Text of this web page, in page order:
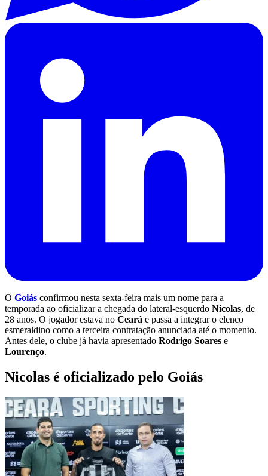
O Goiás confirmou nesta sexta-feira mais um nome para a
temporada ao oficializar a chegada do lateral-esquerdo Nicolas, de
28 anos. O jogador estava no Ceará e passa a integrar o elenco
esmeraldino como a terceira contratação anunciada até o momento.
Antes dele, o clube já havia apresentado Rodrigo Soares e
Lourenço.
Nicolas é oficializado pelo Goiás